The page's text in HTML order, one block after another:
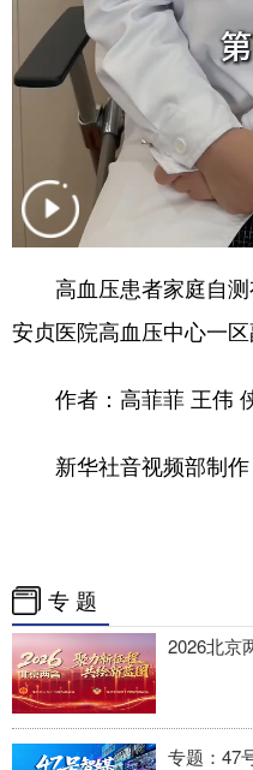
广东 广西
四川 贵州
陕西 甘肃
新疆 内蒙古
多语种频道
English Español
Русский язык
高血压患者家庭自测
安贞医院高血压中心一区
作者：高菲菲 王伟
新华社音视频部制作
专 题
2026北京
专题：47